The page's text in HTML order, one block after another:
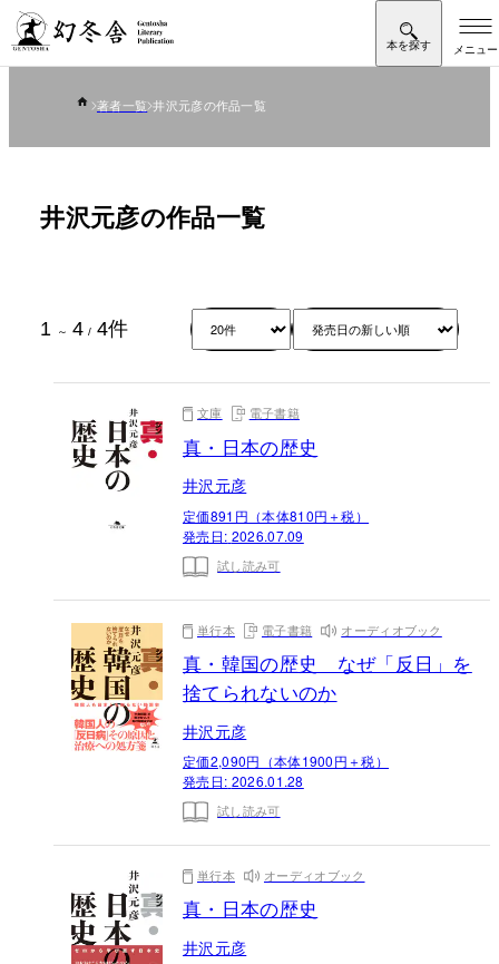
著者一覧 井沢元彦の作品一覧
井沢元彦の作品一覧
1 ～ 4 / 4件
文庫 電子書籍
真・日本の歴史
井沢元彦
定価891円（本体810円＋税）
発売日: 2026.07.09
試し読み可
単行本 電子書籍 オーディオブック
真・韓国の歴史 なぜ「反日」を
捨てられないのか
井沢元彦
定価2,090円（本体1900円＋税）
発売日: 2026.01.28
試し読み可
単行本 オーディオブック
真・日本の歴史
井沢元彦